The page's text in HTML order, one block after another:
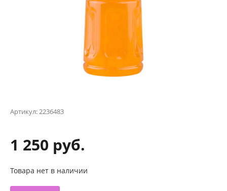
Артикул:2236483
1 250 руб.
Товара нет в наличии